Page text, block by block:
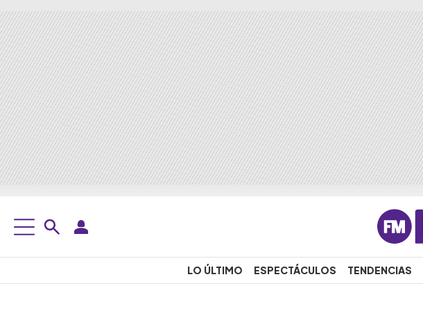
LO ÚLTIMO ESPECTÁCULOS TENDENCIAS